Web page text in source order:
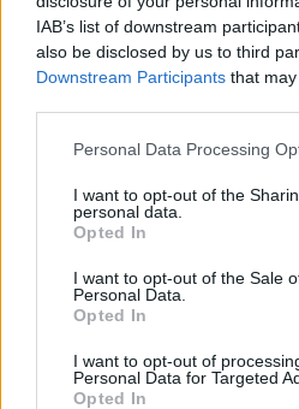
IAB’s list of downstream
also be disclosed by us to third
Downstream Participants that
Please note that this website/app
not limited to your visit or usage
grant or deny consent to Google
use your data for below specified
consent section.
Personal Data Processing
I want to opt-out of the
personal data.
Opted In
I want to opt-out of the Sale
Personal Data.
Opted In
I want to opt-out of
Personal Data for Targeted
Opted In
BAROKK POMPÁBA
HÉTVÉGÉN RENDEZIK MEG A
ESKÜVŐT